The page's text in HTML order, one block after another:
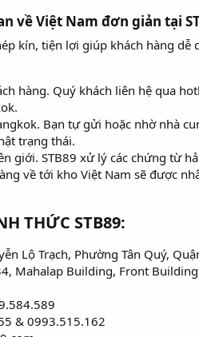
về Việt Nam đơn giản tại
kín, tiện lợi giúp khách hàng dễ
hàng. Quý khách liên hệ qua
Bạn tự gửi hoặc nhờ nhà
trạng thái.
giới. STB89 xử lý các chứng từ
về tới kho Việt Nam sẽ được
THỨC STB89:​
Lộ Trạch, Phường Tân Quý,
Mahalap Building, Front
& 0993.515.162